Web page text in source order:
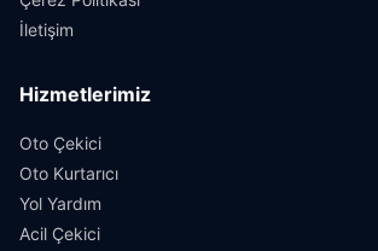
İletişim
Hizmetlerimiz
Oto Çekici
Oto Kurtarıcı
Yol Yardım
Acil Çekici